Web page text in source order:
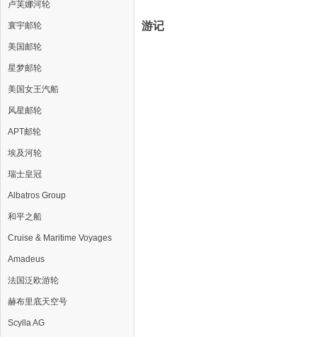
卢芙娜河轮
寰宇邮轮
美国邮轮
星梦邮轮
美国女王汽船
风星邮轮
APT邮轮
埃及河轮
瑞士皇冠
Albatros Group
和平之船
Cruise & Maritime Voyages
Amadeus
法国泛欧游轮
赫布里底天空号
Scylla AG
游记